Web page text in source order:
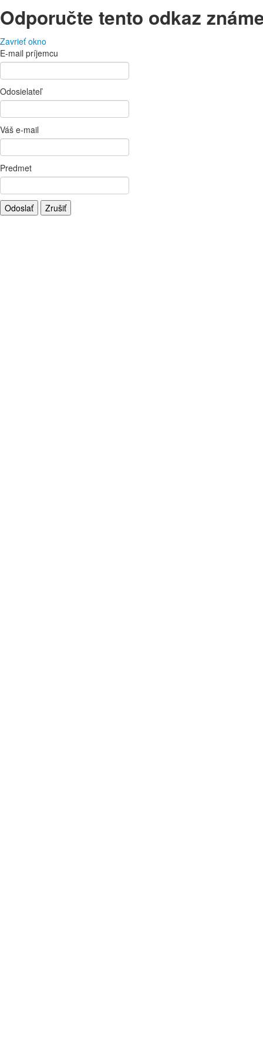
Odporučte tento odkaz
Zavrieť okno
E-mail príjemcu
Odosielateľ
Váš e-mail
Predmet
Odoslať Zrušiť